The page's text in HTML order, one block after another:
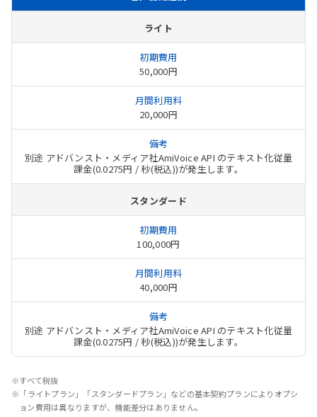
ライト
50,000円
20,000円
別途 アドバンスト・メディア社AmiVoice API のテキスト化従量
課金(0.0275円 / 秒(税込))が発生します。
スタンダード
100,000円
40,000円
別途 アドバンスト・メディア社AmiVoice API のテキスト化従量
課金(0.0275円 / 秒(税込))が発生します。
※すべて税抜
※「ライトプラン」「スタンダードプラン」などの基本契約プランによりオプシ
ョン費用は異なりますが、機能差分はありません。